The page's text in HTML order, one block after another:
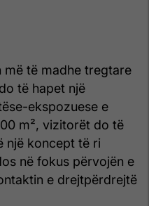
më të madhe tregtare
të hapet një
ekspozuese e
m², vizitorët do të
një koncept të ri
në fokus përvojën e
e drejtpërdrejtë